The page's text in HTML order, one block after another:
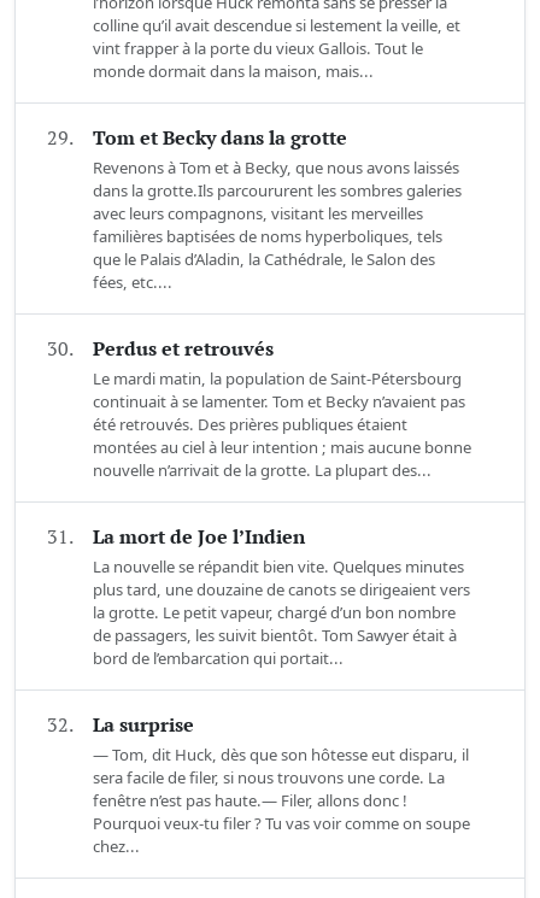
colline qu’il avait descendue si lestement la veille, et
vint frapper à la porte du vieux Gallois. Tout le
monde dormait dans la maison, mais...
29. Tom et Becky dans la grotte
Revenons à Tom et à Becky, que nous avons laissés
dans la grotte.Ils parcoururent les sombres galeries
avec leurs compagnons, visitant les merveilles
familières baptisées de noms hyperboliques, tels
que le Palais d’Aladin, la Cathédrale, le Salon des
fées, etc....
30. Perdus et retrouvés
Le mardi matin, la population de Saint-Pétersbourg
continuait à se lamenter. Tom et Becky n’avaient pas
été retrouvés. Des prières publiques étaient
montées au ciel à leur intention ; mais aucune bonne
nouvelle n’arrivait de la grotte. La plupart des...
31. La mort de Joe l’Indien
La nouvelle se répandit bien vite. Quelques minutes
plus tard, une douzaine de canots se dirigeaient vers
la grotte. Le petit vapeur, chargé d’un bon nombre
de passagers, les suivit bientôt. Tom Sawyer était à
bord de l’embarcation qui portait...
32. La surprise
— Tom, dit Huck, dès que son hôtesse eut disparu, il
sera facile de filer, si nous trouvons une corde. La
fenêtre n’est pas haute.— Filer, allons donc !
Pourquoi veux-tu filer ? Tu vas voir comme on soupe
chez...